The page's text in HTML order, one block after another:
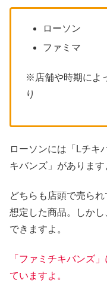
ローソン
ファミマ
※店舗や時期によ
り
ローソンには「Lチキ
キバンズ」があります
どちらも店頭で売ら
想定した商品。しか
できますよ。
「ファミチキバンズ
ていますよ。